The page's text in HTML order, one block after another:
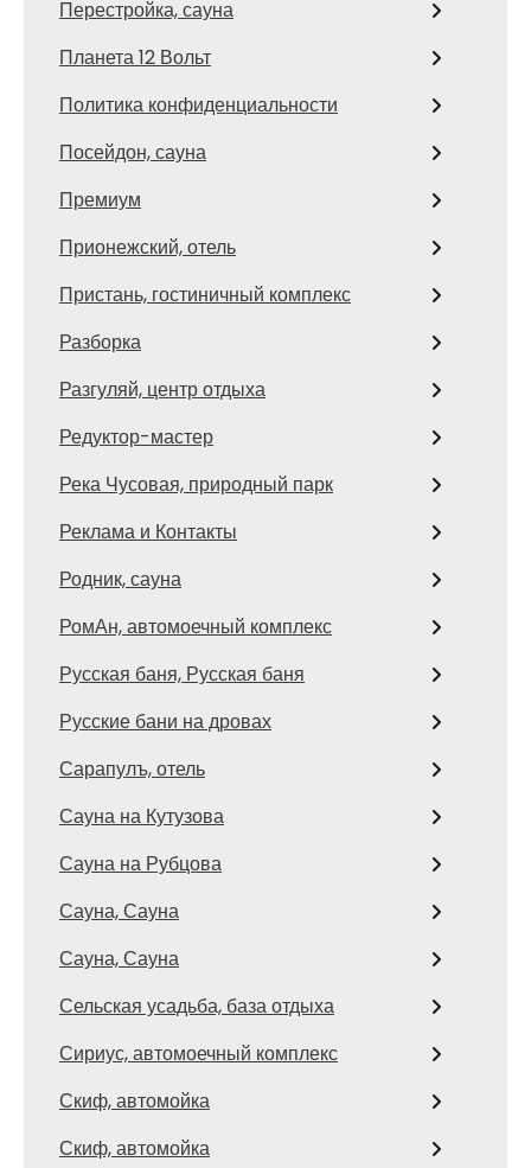
Перестройка, сауна
Планета 12 Вольт
Политика конфиденциальности
Посейдон, сауна
Премиум
Прионежский, отель
Пристань, гостиничный комплекс
Разборка
Разгуляй, центр отдыха
Редуктор-мастер
Река Чусовая, природный парк
Реклама и Контакты
Родник, сауна
РомАн, автомоечный комплекс
Русская баня, Русская баня
Русские бани на дровах
Сарапулъ, отель
Сауна на Кутузова
Сауна на Рубцова
Сауна, Сауна
Сауна, Сауна
Сельская усадьба, база отдыха
Сириус, автомоечный комплекс
Скиф, автомойка
Скиф, автомойка